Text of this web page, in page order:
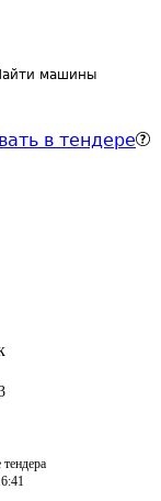
машины
в тендере